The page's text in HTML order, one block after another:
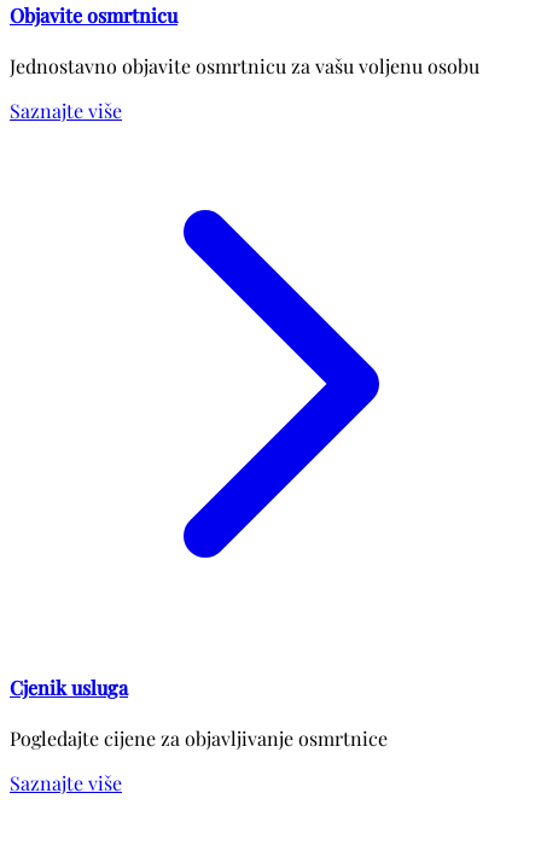
Objavite osmrtnicu
Jednostavno objavite osmrtnicu za vašu voljenu osobu
Saznajte više
Cjenik usluga
Pogledajte cijene za objavljivanje osmrtnice
Saznajte više